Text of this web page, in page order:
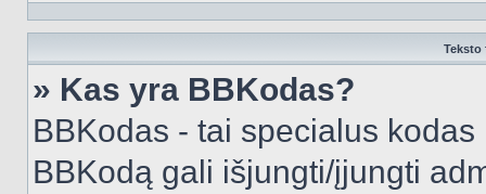
Teksto
» Kas yra BBKodas?
BBKodas - tai specialus
BBKodą gali išjungti/įjungti